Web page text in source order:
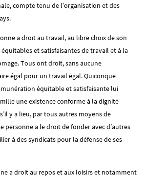
compte tenu de l’organisation et des
a droit au travail, au libre choix de son
et satisfaisantes de travail et à la
Tous ont droit, sans aucune
égal pour un travail égal. Quiconque
équitable et satisfaisante lui
une existence conforme à la dignité
y a lieu, par tous autres moyens de
personne a le droit de fonder avec d’autres
à des syndicats pour la défense de ses
a droit au repos et aux loisirs et notamment